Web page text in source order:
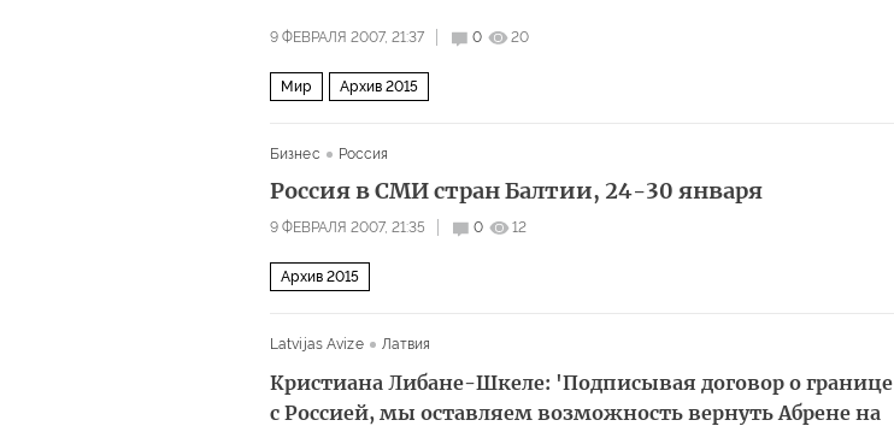
9 ФЕВРАЛЯ 2007, 21:37 0 20
Мир Архив 2015
Бизнес Россия
Россия в СМИ стран Балтии, 24-30 января
9 ФЕВРАЛЯ 2007, 21:35 0 12
Архив 2015
Latvijas Avize Латвия
Кристиана Либане-Шкеле: 'Подписывая договор о границе
с Россией, мы оставляем возможность вернуть Абрене на